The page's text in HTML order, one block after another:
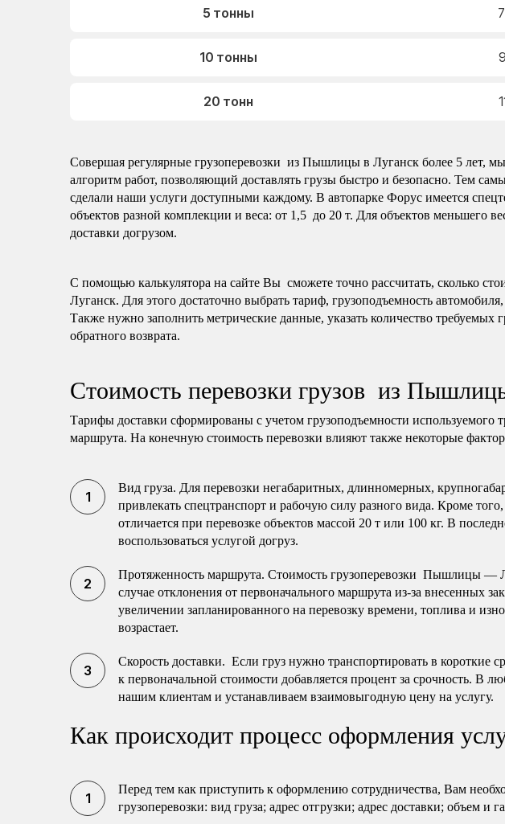
5 тонны
10 тонны
20 тонн
Совершая регулярные грузоперевозки из Пышлицы в Луганск более 5 лет,
алгоритм работ, позволяющий доставлять грузы быстро и безопасно. Тем
сделали наши услуги доступными каждому. В автопарке Форус имеется
объектов разной комплекции и веса: от 1,5 до 20 т. Для объектов меньшего
доставки догрузом.
С помощью калькулятора на сайте Вы сможете точно рассчитать, сколько
Луганск. Для этого достаточно выбрать тариф, грузоподъемность
Также нужно заполнить метрические данные, указать количество требуемых
обратного возврата.
Стоимость перевозки грузов из
Тарифы доставки сформированы с учетом грузоподъемности используемого
маршрута. На конечную стоимость перевозки влияют также некоторые
Вид груза. Для перевозки негабаритных, длинномерных,
привлекать спецтранспорт и рабочую силу разного вида. Кроме
отличается при перевозке объектов массой 20 т или 100 кг. В
воспользоваться услугой догруз.
Протяженность маршрута. Стоимость грузоперевозки Пышлицы —
случае отклонения от первоначального маршрута из-за внесенных
увеличении запланированного на перевозку времени, топлива и
возрастает.
Скорость доставки. Если груз нужно транспортировать в короткие
к первоначальной стоимости добавляется процент за срочность. В
нашим клиентам и устанавливаем взаимовыгодную цену на услугу.
Как происходит процесс оформления
Перед тем как приступить к оформлению сотрудничества, Вам
грузоперевозки: вид груза; адрес отгрузки; адрес доставки; объем и